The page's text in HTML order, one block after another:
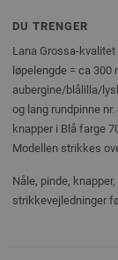
DU TRENGER
Lana Grossa-kvalitet
løpelengde = ca 300
aubergine/blålilla/
og lang rundpinne
knapper i Blå farge
Modellen strikkes
Nåle, pinde,
strikkevejledninger